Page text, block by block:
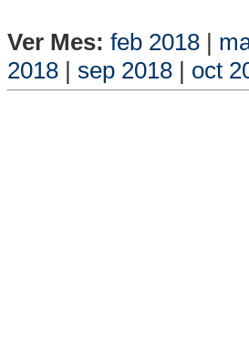
Ver Mes: feb 2018 |
2018 | sep 2018 | oct